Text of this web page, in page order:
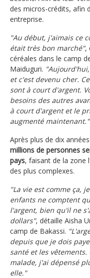
des micros-crédits, afin
entreprise.
"Au début, j'aimais ce
était très bon marché",
céréales dans le camp
Maiduguri.
et c'est devenu cher.
sont à court d'argent.
besoins des autres
à court d'argent et le
augmenté maintenant."
Après plus de dix
millions de personnes
pays, faisant de la zone
des plus complexes.
"La vie est comme ça,
enfants ne comptent
l'argent, bien qu'il ne
dollars", détaille Aisha
camp de Bakassi.
depuis que je dois
santé et les
malade, j'ai dépensé
elle."